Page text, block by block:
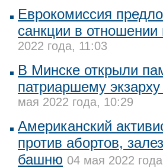
Еврокомиссия
санкции в
2022 года, 11:03
В Минске открыли
патриаршему
мая 2022 года, 10:29
Американский
против абортов,
башню 04 мая 2022